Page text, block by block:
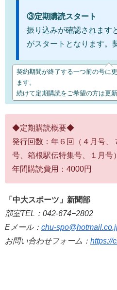
③定期購読スタート
振り込みが確認されます
がスタートとなります。
契約期間が終了する一つ前の号に
ます。
続けて定期購読をご希望の方は更
◆定期購読概要◆
発行回数：年６回（４月号、
号、箱根駅伝特集号、１月号）
年間購読費用：4000円
「中大スポーツ」新聞部
部室TEL：042-674−2802
Eメール： chu-
お問い合わせフォーム： https://